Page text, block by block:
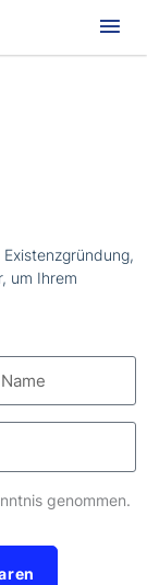
um Ihrem
genommen.